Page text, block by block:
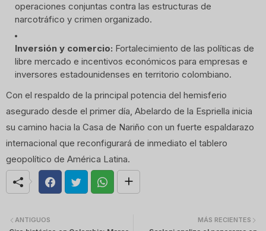
operaciones conjuntas contra las estructuras de
narcotráfico y crimen organizado.
Inversión y comercio: Fortalecimiento de las políticas de
libre mercado e incentivos económicos para empresas e
inversores estadounidenses en territorio colombiano.
Con el respaldo de la principal potencia del hemisferio
asegurado desde el primer día, Abelardo de la Espriella inicia
su camino hacia la Casa de Nariño con un fuerte espaldarazo
internacional que reconfigurará de inmediato el tablero
geopolítico de América Latina.
MÁS RECIENTES
ANTIGUOS